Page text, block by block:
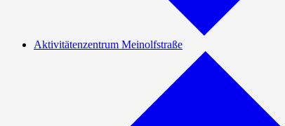
Aktivitätenzentrum Meinolfstraße